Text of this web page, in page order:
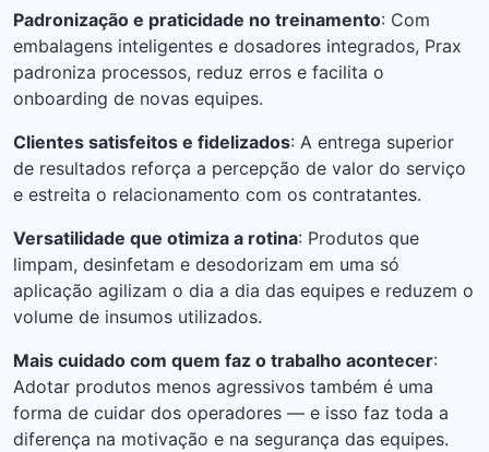
Padronização e praticidade no treinamento: Com
embalagens inteligentes e dosadores integrados, Prax
padroniza processos, reduz erros e facilita o
onboarding de novas equipes.
Clientes satisfeitos e fidelizados: A entrega superior
de resultados reforça a percepção de valor do serviço
e estreita o relacionamento com os contratantes.
Versatilidade que otimiza a rotina: Produtos que
limpam, desinfetam e desodorizam em uma só
aplicação agilizam o dia a dia das equipes e reduzem o
volume de insumos utilizados.
Mais cuidado com quem faz o trabalho acontecer:
Adotar produtos menos agressivos também é uma
forma de cuidar dos operadores — e isso faz toda a
diferença na motivação e na segurança das equipes.